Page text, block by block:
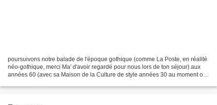
poursuivons notre balade de l'époque gothique (comme La Poste, en réalité
néo-gothique, merci Ma' d'avoir regardé pour nous lors de ton séjour) aux
années 60 (avec sa Maison de la Culture de style années 30 au moment où